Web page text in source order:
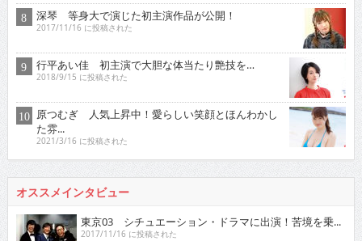
深琴 等身大で演じた初主演作品が公開！
2017/11/16 に投稿された
行平あい佳 初主演で大胆な体当たり艶技を…
2018/9/15 に投稿された
原つむぎ 人気上昇中！愛らしい笑顔とほんわかし
た雰...
2021/3/16 に投稿された
オススメインタビュー
東京03 シチュエーション・ドラマに出演！苦境を乗...
2017/11/16 に投稿された